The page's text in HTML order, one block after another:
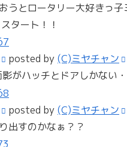
うとロータリー大好きっ子
タート！！
posted by (C)ミヤチャン
がハッチとドアしかない・
posted by (C)ミヤチャン
出すのかなぁ？？